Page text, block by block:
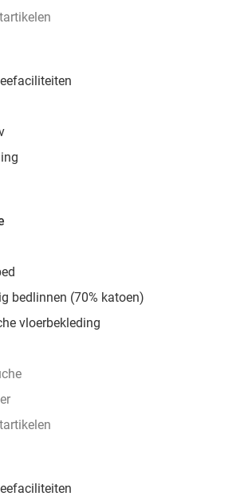
bedlinnen (70% katoen)
vloerbekleding